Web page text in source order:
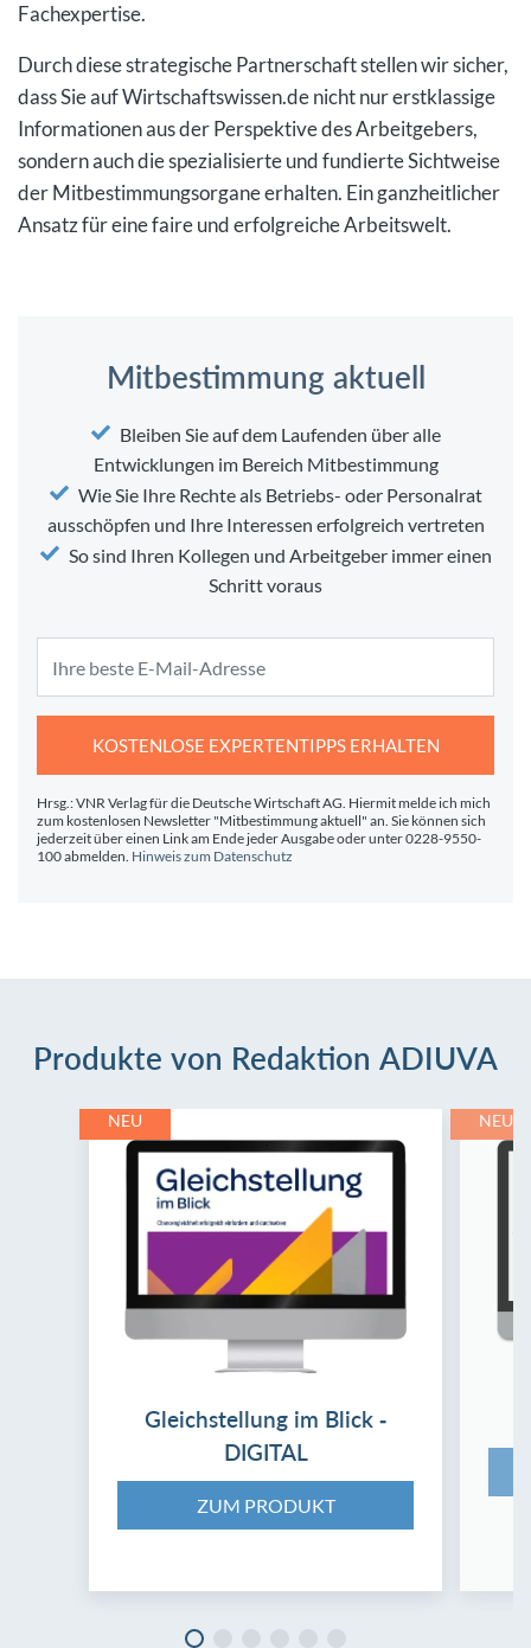
Fachexpertise.
Durch diese strategische Partnerschaft stellen wir sicher,
dass Sie auf Wirtschaftswissen.de nicht nur erstklassige
Informationen aus der Perspektive des Arbeitgebers,
sondern auch die spezialisierte und fundierte Sichtweise
der Mitbestimmungsorgane erhalten. Ein ganzheitlicher
Ansatz für eine faire und erfolgreiche Arbeitswelt.
Mitbestimmung aktuell
Bleiben Sie auf dem Laufenden über alle
Entwicklungen im Bereich Mitbestimmung
Wie Sie Ihre Rechte als Betriebs- oder Personalrat
ausschöpfen und Ihre Interessen erfolgreich vertreten
So sind Ihren Kollegen und Arbeitgeber immer einen
Schritt voraus
KOSTENLOSE EXPERTENTIPPS ERHALTEN
Hrsg.: VNR Verlag für die Deutsche Wirtschaft AG. Hiermit melde ich mich
zum kostenlosen Newsletter "Mitbestimmung aktuell" an. Sie können sich
jederzeit über einen Link am Ende jeder Ausgabe oder unter 0228-9550-
100 abmelden. Hinweis zum Datenschutz
Produkte von Redaktion ADIUVA
NEU
Gleichstellung im Blick -
DIGITAL
ZUM PRODUKT
NEU